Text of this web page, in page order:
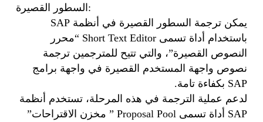
السطور القصيرة:
يمكن ترجمة السطور القصيرة في أنظمة SAP
باستخدام أداة تسمى Short Text Editor “محرر
النصوص القصيرة”، والتي تتيح للمترجمين ترجمة
نصوص واجهة المستخدم القصيرة في واجهة برامج
SAP بكفاءة تامة.
لدعم عملية الترجمة في هذه المرحلة، تستخدم أنظمة
SAP أداة تسمى Proposal Pool ” مخزن الاقتراحات”